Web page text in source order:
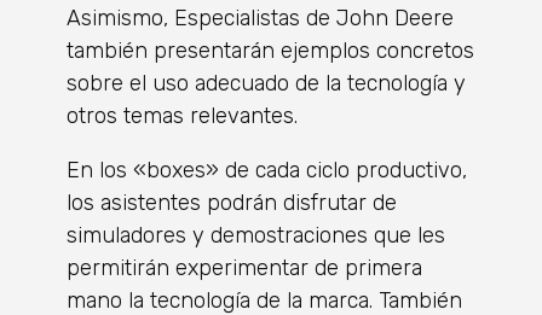
Asimismo, Especialistas de John Deere
también presentarán ejemplos concretos
sobre el uso adecuado de la tecnología y
otros temas relevantes.
En los «boxes» de cada ciclo productivo,
los asistentes podrán disfrutar de
simuladores y demostraciones que les
permitirán experimentar de primera
mano la tecnología de la marca. También